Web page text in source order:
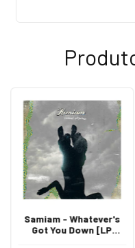
Samiam - Whatever's
Got You Down [LP